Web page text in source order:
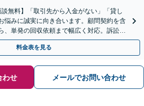
談無料】「取引先から入金がない」「貸し
悩みに誠実に向き合います。顧問契約を含
、単発の回収依頼まで幅広く対応。訴訟や
尽力【夜間相談可】
料金表を見る
わせ メールでお問い合わせ